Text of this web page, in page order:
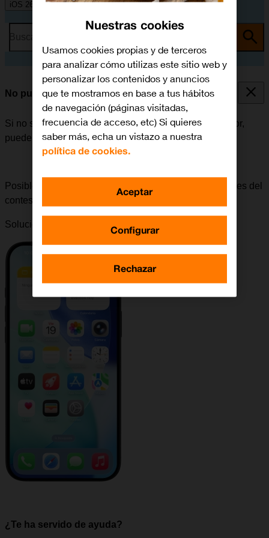
iOS 26
No puedo escuchar los mensajes del contestador
Si no se pueden escuchar los mensajes del contestador,
puede haber varias causas posibles al problema.
Posible causa 3 de 4:
Para poder escuchar los mensajes del
contestador, es necesario usar el número correcto.
Solución: El número del contestador es 242.
¿Te ha servido de ayuda?
Nuestras cookies
Usamos cookies propias y de terceros
para analizar cómo utilizas este sitio web y
personalizar los contenidos y anuncios
que te mostramos en base a tus hábitos
de navegación (páginas visitadas,
frecuencia de acceso, etc) Si quieres
saber más, echa un vistazo a nuestra
política de cookies.
Configurar
Rechazar
Aceptar